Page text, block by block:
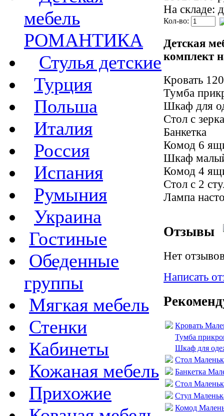
мебель
РОМАНТИКА
Стулья детские
Турция
Польша
Италия
Россия
Испания
Румыния
Украина
Гостиные
Обеденные
группы
Мягкая мебель
Стенки
Кабинеты
Кожаная мебель
Прихожие
На складе:
Кол-во:
Детская
комплект
Кровать
Тумба
Шкаф для
Стол с
Банкетка
Комод 6
Шкаф
Комод 4
Стол с 2
Лампа
Отзывы
Нет
Написать
Кровать
Тумба
Шкаф для
Стол
Банкетка
Стол
Стул
Комод